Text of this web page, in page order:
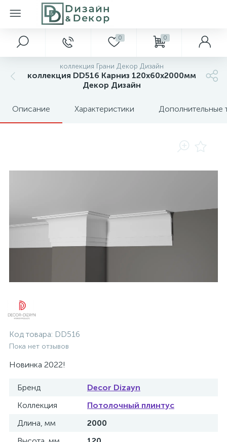
0 0
коллекция Грани Декор Дизайн
коллекция DD516 Карниз 120х60х2000мм
Декор Дизайн
Описание Характеристики Дополнительные
Код товара: DD516
Пока нет отзывов
Новинка 2022!
Бренд
Decor Dizayn
Коллекция
Потолочный плинтус
Длина, мм
2000